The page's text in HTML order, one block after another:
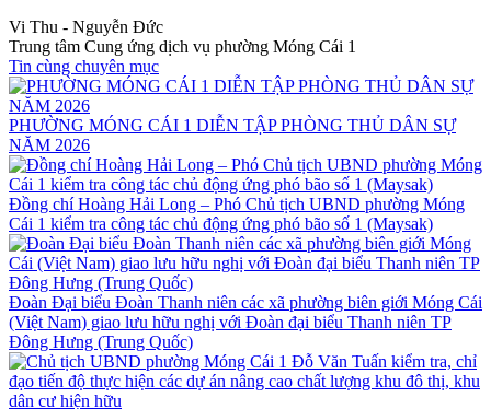
Vi Thu - Nguyễn Đức
Trung tâm Cung ứng dịch vụ phường Móng Cái 1
Tin cùng chuyên mục
PHƯỜNG MÓNG CÁI 1 DIỄN TẬP PHÒNG THỦ DÂN SỰ
NĂM 2026
Đồng chí Hoàng Hải Long – Phó Chủ tịch UBND phường Móng
Cái 1 kiểm tra công tác chủ động ứng phó bão số 1 (Maysak)
Đoàn Đại biểu Đoàn Thanh niên các xã phường biên giới Móng Cái
(Việt Nam) giao lưu hữu nghị với Đoàn đại biểu Thanh niên TP
Đông Hưng (Trung Quốc)